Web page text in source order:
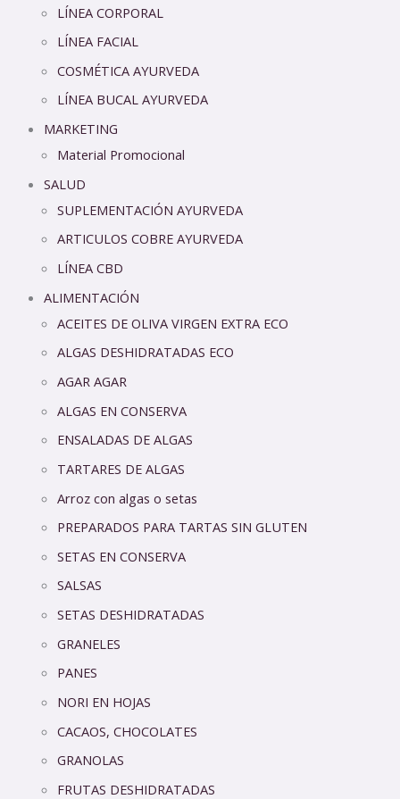
LÍNEA CORPORAL
LÍNEA FACIAL
COSMÉTICA AYURVEDA
LÍNEA BUCAL AYURVEDA
MARKETING
Material Promocional
SALUD
SUPLEMENTACIÓN AYURVEDA
ARTICULOS COBRE AYURVEDA
LÍNEA CBD
ALIMENTACIÓN
ACEITES DE OLIVA VIRGEN EXTRA ECO
ALGAS DESHIDRATADAS ECO
AGAR AGAR
ALGAS EN CONSERVA
ENSALADAS DE ALGAS
TARTARES DE ALGAS
Arroz con algas o setas
PREPARADOS PARA TARTAS SIN GLUTEN
SETAS EN CONSERVA
SALSAS
SETAS DESHIDRATADAS
GRANELES
PANES
NORI EN HOJAS
CACAOS, CHOCOLATES
GRANOLAS
FRUTAS DESHIDRATADAS